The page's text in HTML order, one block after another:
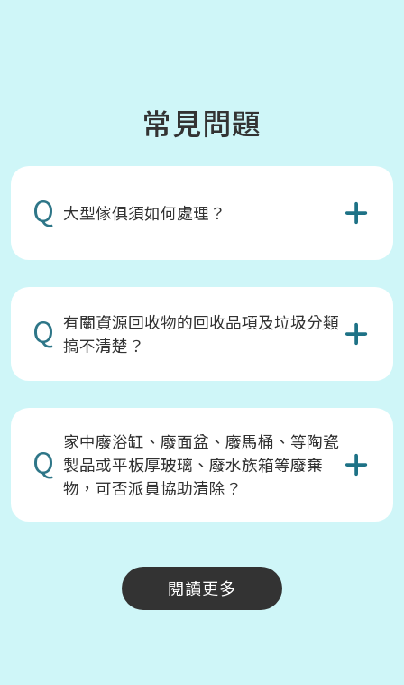
常見問題
Q 大型傢俱須如何處理？
Q 有關資源回收物的回收品項及垃圾分類
搞不清楚？
Q 家中廢浴缸、廢面盆、廢馬桶、等陶瓷
製品或平板厚玻璃、廢水族箱等廢棄
物，可否派員協助清除？
閱讀更多